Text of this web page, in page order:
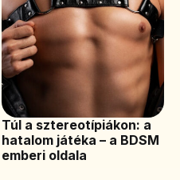
Túl a sztereotípiákon: a
hatalom játéka – a BDSM
emberi oldala